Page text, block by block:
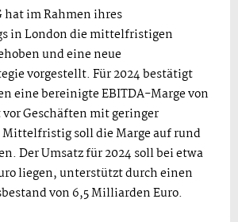
hat im Rahmen ihres
in London die mittelfristigen
und eine neue
vorgestellt. Für 2024 bestätigt
eine bereinigte EBITDA-Marge von
vor Geschäften mit geringer
soll die Marge auf rund
Der Umsatz für 2024 soll bei etwa
liegen, unterstützt durch einen
von 6,5 Milliarden Euro.